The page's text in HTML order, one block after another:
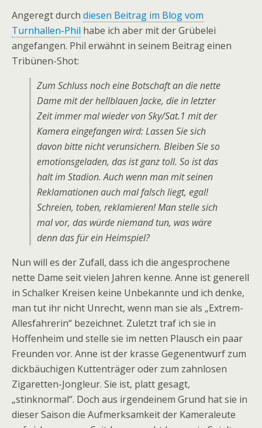
Angeregt durch diesen Beitrag im Blog vom
Turnhallen-Phil habe ich aber mit der Grübelei
angefangen. Phil erwähnt in seinem Beitrag einen
Tribünen-Shot:
Zum Schluss noch eine Botschaft an die nette
Dame mit der hellblauen Jacke, die in letzter
Zeit immer mal wieder von Sky/Sat.1 mit der
Kamera eingefangen wird: Lassen Sie sich
davon bitte nicht verunsichern. Bleiben Sie so
emotionsgeladen, das ist ganz toll. So ist das
halt im Stadion. Auch wenn man mit seinen
Reklamationen auch mal falsch liegt, egal!
Schreien, toben, reklamieren! Man stelle sich
mal vor, das würde niemand tun, was wäre
denn das für ein Heimspiel?
Nun will es der Zufall, dass ich die angesprochene
nette Dame seit vielen Jahren kenne. Anne ist generell
in Schalker Kreisen keine Unbekannte und ich denke,
man tut ihr nicht Unrecht, wenn man sie als „Extrem-
Allesfahrerin“ bezeichnet. Zuletzt traf ich sie in
Hoffenheim und stelle sie im netten Plausch ein paar
Freunden vor. Anne ist der krasse Gegenentwurf zum
dickbäuchigen Kuttenträger oder zum zahnlosen
Zigaretten-Jongleur. Sie ist, platt gesagt,
„stinknormal“. Doch aus irgendeinem Grund hat sie in
dieser Saison die Aufmerksamkeit der Kameraleute